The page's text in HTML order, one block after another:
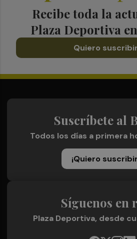
Recibe toda la
Plaza Deportiva
Quiero
Suscríbete al
Todos los días a primera
¡Quiero
Síguenos en
Plaza Deportiva, desde